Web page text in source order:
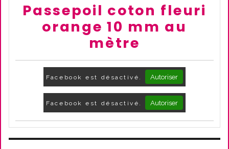
Passepoil coton fleuri
orange 10 mm au
mètre
Facebook est désactivé. Autoriser
Facebook est désactivé. Autoriser